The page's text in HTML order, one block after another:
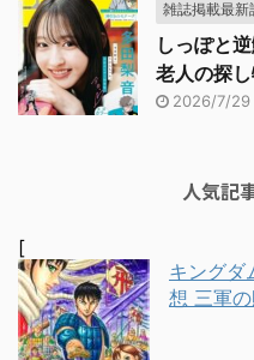
雑誌掲載最新
しっぽと
老人の探
2026/7/29
人気記
[
キングダ
想 三軍